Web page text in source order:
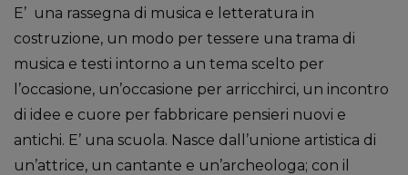
E’ una rassegna di musica e letteratura in
costruzione, un modo per tessere una trama di
musica e testi intorno a un tema scelto per
l’occasione, un’occasione per arricchirci, un incontro
di idee e cuore per fabbricare pensieri nuovi e
antichi. E’ una scuola. Nasce dall’unione artistica di
un’attrice, un cantante e un’archeologa; con il